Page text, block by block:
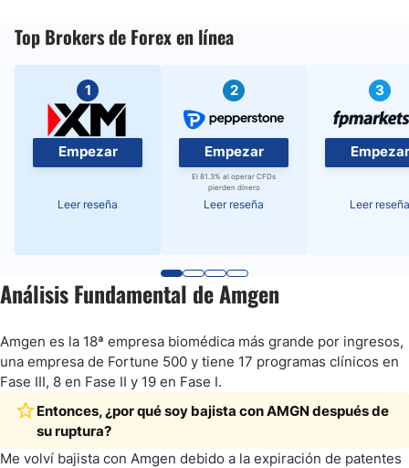
Top Brokers de Forex en línea
1
Empezar
Leer reseña
2
Empezar
El 81.3% al operar CFDs
pierden dinero
Leer reseña
3
Empezar
Leer reseña
Análisis Fundamental de Amgen
Amgen es la 18ª empresa biomédica más grande por ingresos,
una empresa de Fortune 500 y tiene 17 programas clínicos en
Fase III, 8 en Fase II y 19 en Fase I.
Entonces, ¿por qué soy bajista con AMGN después de
su ruptura?
Me volví bajista con Amgen debido a la expiración de patentes